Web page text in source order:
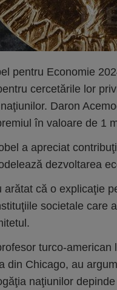
pentru Economie
cercetările lor
Daron
în valoare de 1
a apreciat
dezvoltarea
arătat că o explicaţie
societale care
turco-
din Chicago, au
naţiunilor